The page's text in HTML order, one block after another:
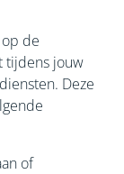
de
tijdens jouw
Deze
of